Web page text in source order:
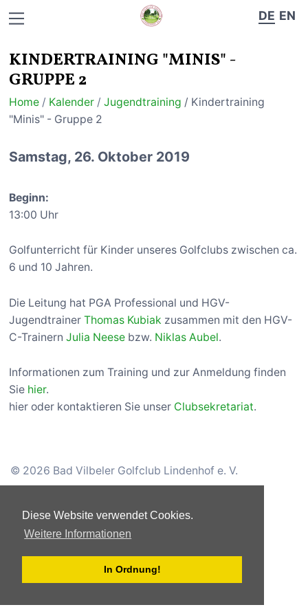
Diese Website verwendet Cookies.
Weitere Informationen
In Ordnung!
DE EN
KINDERTRAINING "MINIS" -
GRUPPE 2
Home / Kalender / Jugendtraining / Kindertraining
"Minis" - Gruppe 2
Samstag, 26. Oktober 2019
Beginn:
13:00 Uhr
Golfunterricht für Kinder unseres Golfclubs zwischen ca.
6 und 10 Jahren.
Die Leitung hat PGA Professional und HGV-
JugendtrainerThomas Kubiak zusammen mit den HGV-
C-TrainernJulia Neese bzw. Niklas Aubel.
Informationen zum Training und zur Anmeldung finden
Sie hier.
hier oder kontaktieren Sie unser Clubsekretariat.
© 2026 Bad Vilbeler Golfclub Lindenhof e. V.